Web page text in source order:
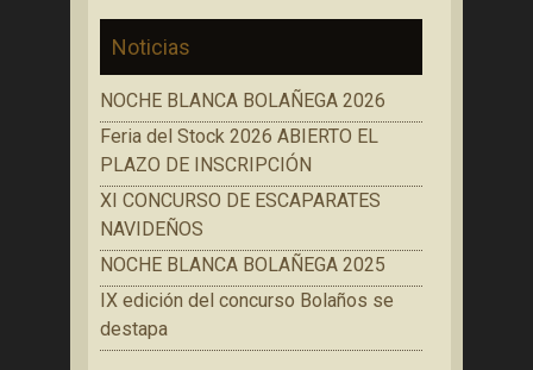
Noticias
NOCHE BLANCA BOLAÑEGA 2026
Feria del Stock 2026 ABIERTO EL
PLAZO DE INSCRIPCIÓN
XI CONCURSO DE ESCAPARATES
NAVIDEÑOS
NOCHE BLANCA BOLAÑEGA 2025
IX edición del concurso Bolaños se
destapa